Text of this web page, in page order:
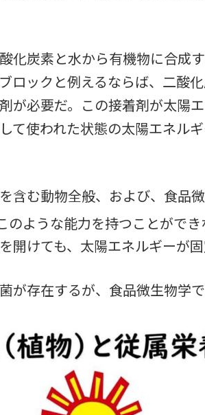
化炭素と水から有機物に合成
ロックと例えるならば、二酸
が必要だ。この接着剤が太陽エ
て使われた状態の太陽エネル
含む動物全般、および、食品
のような能力を持つことがで
開けても、太陽エネルギーが固
が存在するが、食品微生物学で